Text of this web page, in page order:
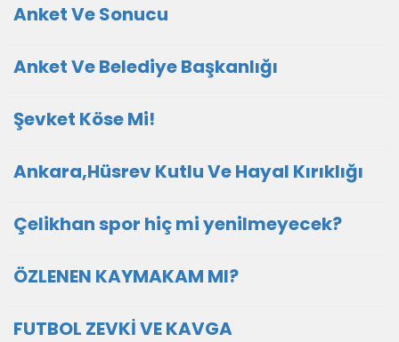
Anket Ve Sonucu
Anket Ve Belediye Başkanlığı
Şevket Köse Mi!
Ankara,Hüsrev Kutlu Ve Hayal Kırıklığı
Çelikhan spor hiç mi yenilmeyecek?
ÖZLENEN KAYMAKAM MI?
FUTBOL ZEVKİ VE KAVGA